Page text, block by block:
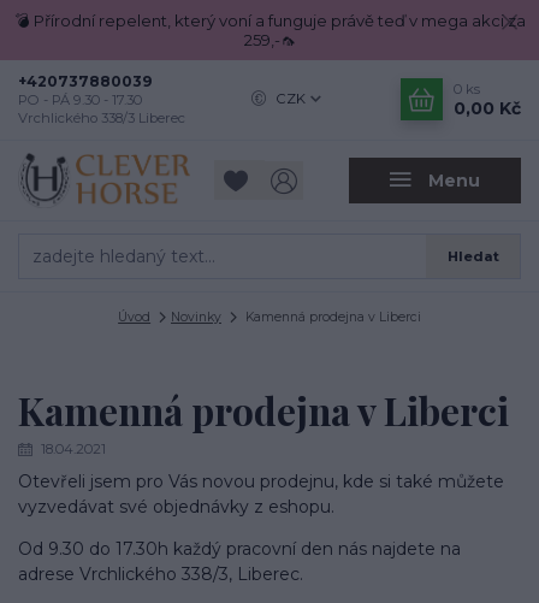
💣 Přírodní repelent, který voní a funguje právě teď v mega akci za
259,-🦟
Menu
CZK
Hledat
+420737880039
PO - PÁ 9.30 - 17.30
Vrchlického 338/3 Liberec
0 ks
0,00 Kč
Úvod Novinky Kamenná prodejna v Liberci
Kamenná prodejna v Liberci
18.04.2021
Otevřeli jsem pro Vás novou prodejnu, kde si také můžete
vyzvedávat své objednávky z eshopu.
Od 9.30 do 17.30h každý pracovní den nás najdete na
adrese Vrchlického 338/3, Liberec.